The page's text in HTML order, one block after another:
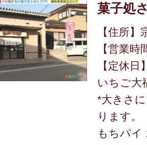
菓子処
【住所
【営業
【定休
いちご大
*大きさ
ります。
もちパイ